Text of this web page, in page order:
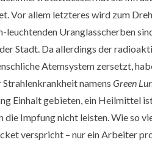
Vor allem letzteres wird zum
leuchtenden Uranglasscherben
Stadt. Da allerdings der
Atemsystem zersetzt,
Strahlenkrankheit namens Green
Einhalt gebieten, ein Heilmittel
die Impfung nicht leisten. Wie so
verspricht – nur ein Arbeiter